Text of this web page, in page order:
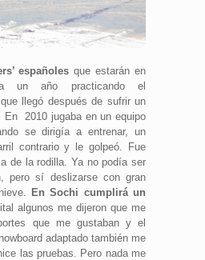
españoles que estarán en
un año practicando el
llegó después de sufrir un
En 2010 jugaba en un equipo
se dirigía a entrenar, un
contrario y le golpeó. Fue
de la rodilla. Ya no podía ser
pero sí deslizarse con gran
En Sochi cumplirá un
algunos me dijeron que me
que me gustaban y el
adaptado también me
las pruebas. Pero nada me